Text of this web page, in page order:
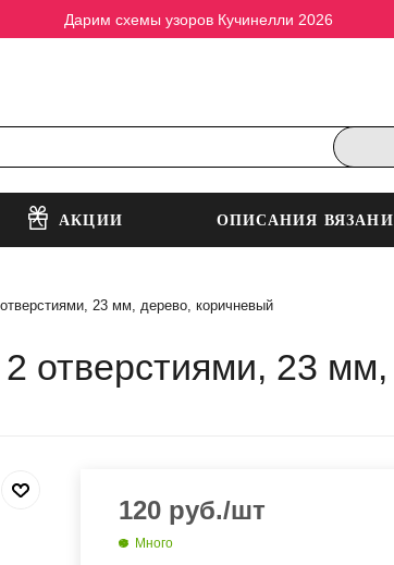
Дарим схемы узоров Кучинелли 2026
АКЦИИ ОПИСАНИЯ
23 мм, дерево, коричневый
отверстиями, 23
120 руб./шт
Много